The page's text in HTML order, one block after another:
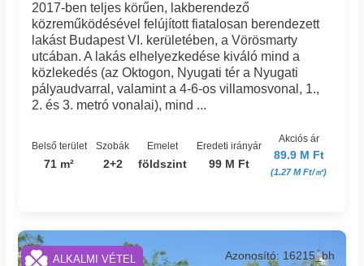
2017-ben teljes körűen, lakberendező
közreműködésével felújított fiatalosan berendezett
lakást Budapest VI. kerületében, a Vörösmarty
utcában. A lakás elhelyezkedése kiváló mind a
közlekedés (az Oktogon, Nyugati tér a Nyugati
pályaudvarral, valamint a 4-6-os villamosvonal, 1.,
2. és 3. metró vonalai), mind ...
Belső terület
71 m²
Szobák
2+2
Emelet
földszint
Eredeti irányár
99 M Ft
Akciós ár
89.9 M Ft
(1.27 M Ft/㎡)
Azonosító: 16215_bh
ALKALMI VÉTEL